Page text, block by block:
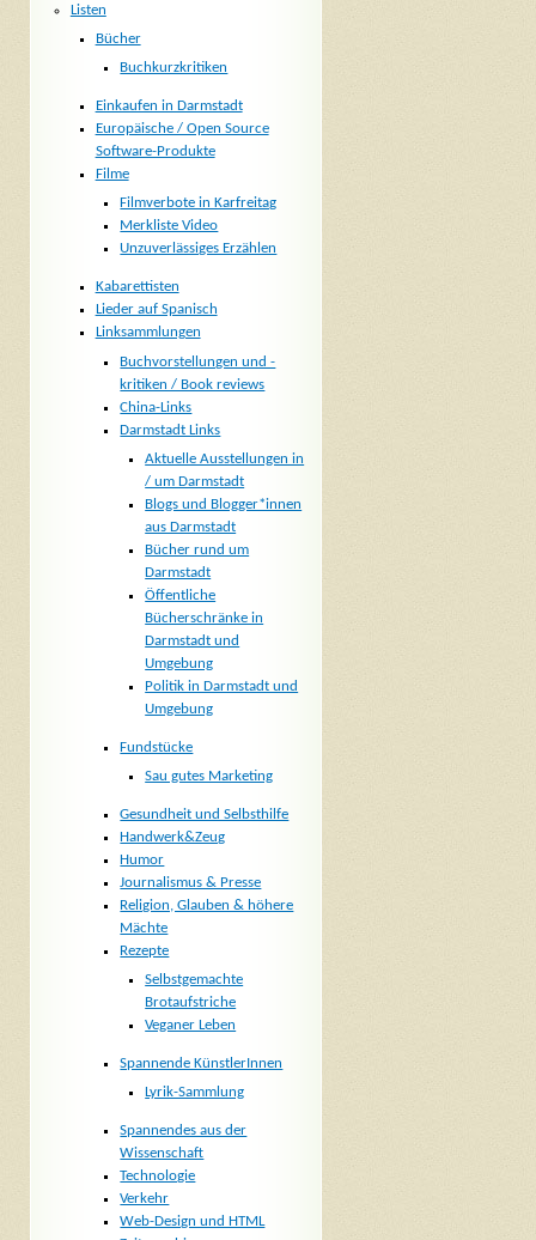
Listen
Bücher
Buchkurzkritiken
Einkaufen in Darmstadt
Europäische / Open Source
Software-Produkte
Filme
Filmverbote in Karfreitag
Merkliste Video
Unzuverlässiges Erzählen
Kabarettisten
Lieder auf Spanisch
Linksammlungen
Buchvorstellungen und -
kritiken / Book reviews
China-Links
Darmstadt Links
Aktuelle Ausstellungen in
/ um Darmstadt
Blogs und Blogger*innen
aus Darmstadt
Bücher rund um
Darmstadt
Öffentliche
Bücherschränke in
Darmstadt und
Umgebung
Politik in Darmstadt und
Umgebung
Fundstücke
Sau gutes Marketing
Gesundheit und Selbsthilfe
Handwerk&Zeug
Humor
Journalismus & Presse
Religion, Glauben & höhere
Mächte
Rezepte
Selbstgemachte
Brotaufstriche
Veganer Leben
Spannende KünstlerInnen
Lyrik-Sammlung
Spannendes aus der
Wissenschaft
Technologie
Verkehr
Web-Design und HTML